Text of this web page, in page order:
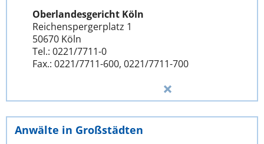
Oberlandesgericht Köln
Reichenspergerplatz 1
50670 Köln
Tel.: 0221/7711-0
Fax.: 0221/7711-600, 0221/7711-700
Anwälte in Großstädten